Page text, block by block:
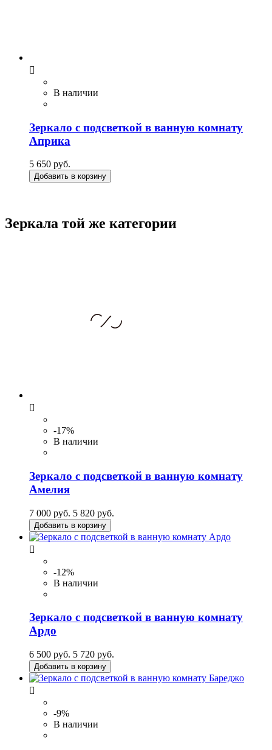

В наличии
Зеркало с подсветкой в ванную комнату
Априка
5 650 руб.
Добавить в корзину
Зеркала той же категории

-17%
В наличии
Зеркало с подсветкой в ванную комнату
Амелия
7 000 руб. 5 820 руб.
Добавить в корзину

-12%
В наличии
Зеркало с подсветкой в ванную комнату
Ардо
6 500 руб. 5 720 руб.
Добавить в корзину

-9%
В наличии